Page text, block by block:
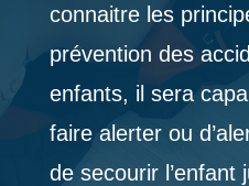
connaitre les
prévention des
enfants, il sera
faire alerter ou
de secourir l’enfant